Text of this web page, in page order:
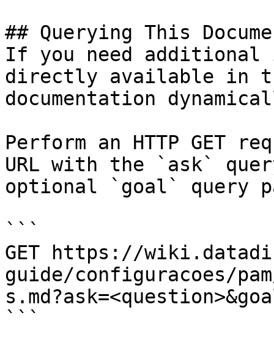
## Querying This
If you need
directly available in
documentation
Perform an HTTP GET
URL with the `ask`
optional `goal` query
```
GET https://
guide/configuracoes/
```